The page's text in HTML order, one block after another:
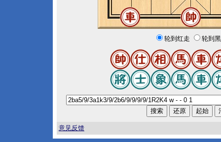
轮到红走 轮到
意见反馈